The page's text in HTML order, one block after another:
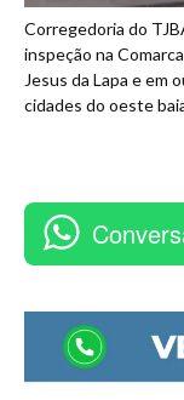
Corregedoria do
inspeção na
Jesus da Lapa e em
cidades do oeste